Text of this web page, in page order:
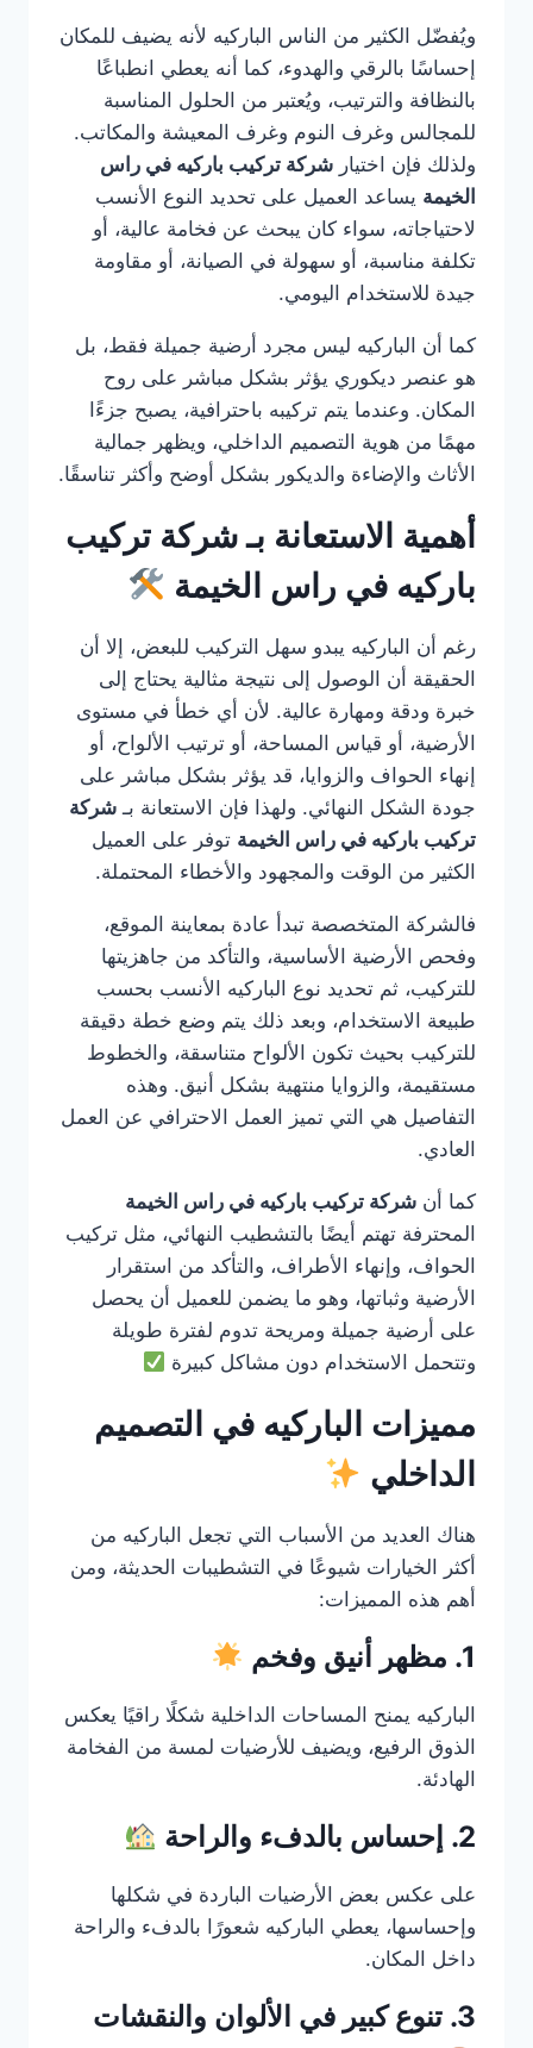
ويُفضّل الكثير من الناس الباركيه لأنه يضيف للمكان
إحساسًا بالرقي والهدوء، كما أنه يعطي انطباعًا
بالنظافة والترتيب، ويُعتبر من الحلول المناسبة
للمجالس وغرف النوم وغرف المعيشة والمكاتب.
ولذلك فإن اختيار شركة تركيب باركيه في راس
الخيمة يساعد العميل على تحديد النوع الأنسب
لاحتياجاته، سواء كان يبحث عن فخامة عالية، أو
تكلفة مناسبة، أو سهولة في الصيانة، أو مقاومة
جيدة للاستخدام اليومي.
كما أن الباركيه ليس مجرد أرضية جميلة فقط، بل
هو عنصر ديكوري يؤثر بشكل مباشر على روح
المكان. وعندما يتم تركيبه باحترافية، يصبح جزءًا
مهمًا من هوية التصميم الداخلي، ويظهر جمالية
الأثاث والإضاءة والديكور بشكل أوضح وأكثر تناسقًا.
أهمية الاستعانة بـ شركة تركيب
باركيه في راس الخيمة
رغم أن الباركيه يبدو سهل التركيب للبعض، إلا أن
الحقيقة أن الوصول إلى نتيجة مثالية يحتاج إلى
خبرة ودقة ومهارة عالية. لأن أي خطأ في مستوى
الأرضية، أو قياس المساحة، أو ترتيب الألواح، أو
إنهاء الحواف والزوايا، قد يؤثر بشكل مباشر على
جودة الشكل النهائي. ولهذا فإن الاستعانة بـ شركة
تركيب باركيه في راس الخيمة توفر على العميل
الكثير من الوقت والمجهود والأخطاء المحتملة.
فالشركة المتخصصة تبدأ عادة بمعاينة الموقع،
وفحص الأرضية الأساسية، والتأكد من جاهزيتها
للتركيب، ثم تحديد نوع الباركيه الأنسب بحسب
طبيعة الاستخدام، وبعد ذلك يتم وضع خطة دقيقة
للتركيب بحيث تكون الألواح متناسقة، والخطوط
مستقيمة، والزوايا منتهية بشكل أنيق. وهذه
التفاصيل هي التي تميز العمل الاحترافي عن العمل
العادي.
كما أن شركة تركيب باركيه في راس الخيمة
المحترفة تهتم أيضًا بالتشطيب النهائي، مثل تركيب
الحواف، وإنهاء الأطراف، والتأكد من استقرار
الأرضية وثباتها، وهو ما يضمن للعميل أن يحصل
على أرضية جميلة ومريحة تدوم لفترة طويلة
وتتحمل الاستخدام دون مشاكل كبيرة
مميزات الباركيه في التصميم
الداخلي
هناك العديد من الأسباب التي تجعل الباركيه من
أكثر الخيارات شيوعًا في التشطيبات الحديثة، ومن
أهم هذه المميزات:
1. مظهر أنيق وفخم
الباركيه يمنح المساحات الداخلية شكلًا راقيًا يعكس
الذوق الرفيع، ويضيف للأرضيات لمسة من الفخامة
الهادئة.
2. إحساس بالدفء والراحة
على عكس بعض الأرضيات الباردة في شكلها
وإحساسها، يعطي الباركيه شعورًا بالدفء والراحة
داخل المكان.
3. تنوع كبير في الألوان والنقشات